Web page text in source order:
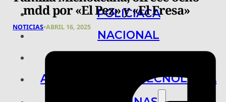
POLICIACA
NACIONAL
ARTE, CIENCIA Y TECNOLOGÍA
mdd por «El Pez» y «El Fresa»
NOTICIAS•ABRIL 16, 2025